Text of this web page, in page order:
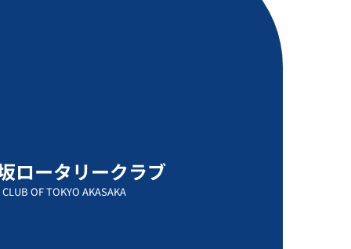
ロータリークラブ
OF TOKYO AKASAKA